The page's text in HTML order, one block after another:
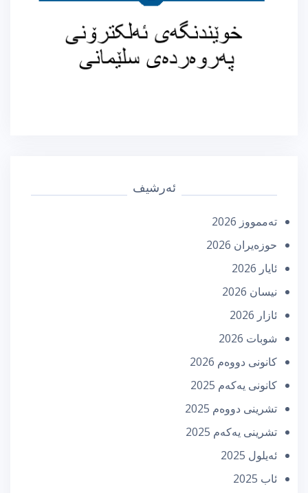
ئەرشیف
تەممووز 2026
حوزه‌یران 2026
ئایار 2026
نیسان 2026
ئازار 2026
شوبات 2026
كانونی دووه‌م 2026
كانونی یه‌كه‌م 2025
تشرینی دووه‌م 2025
تشرینی یه‌كه‌م 2025
ئه‌یلول 2025
ئاب 2025